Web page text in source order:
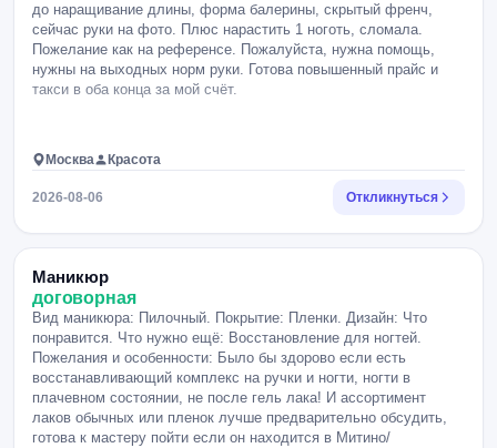
до наращивание длины, форма балерины, скрытый френч,
сейчас руки на фото. Плюс нарастить 1 ноготь, сломала.
Пожелание как на референсе. Пожалуйста, нужна помощь,
нужны на выходных норм руки. Готова повышенный прайс и
такси в оба конца за мой счёт.
Москва Красота
2026-08-06 Откликнуться
Маникюр
договорная
Вид маникюра: Пилочный. Покрытие: Пленки. Дизайн: Что
понравится. Что нужно ещё: Восстановление для ногтей.
Пожелания и особенности: Было бы здорово если есть
восстанавливающий комплекс на ручки и ногти, ногти в
плачевном состоянии, не после гель лака! И ассортимент
лаков обычных или пленок лучше предварительно обсудить,
готова к мастеру пойти если он находится в Митино/